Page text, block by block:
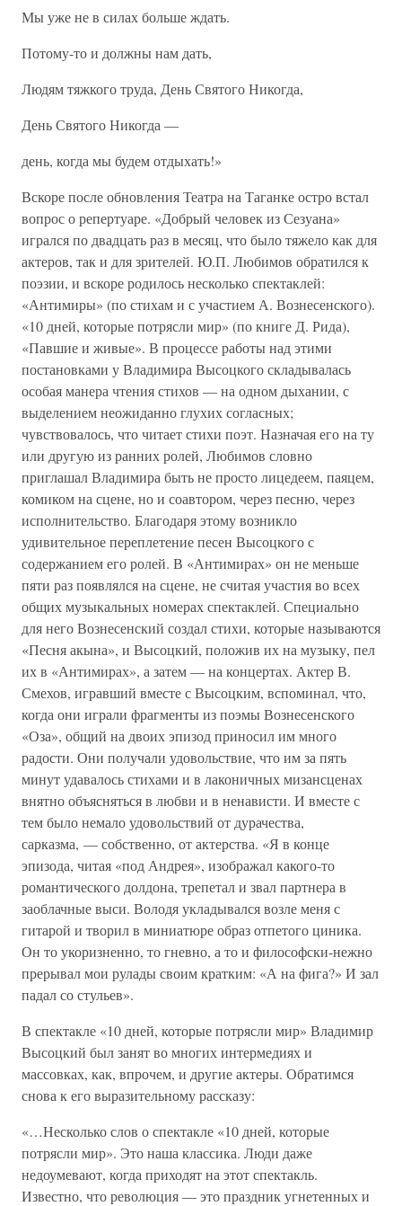
Мы уже не в силах больше ждать.
Потому-то и должны нам дать,
Людям тяжкого труда, День Святого Никогда,
День Святого Никогда —
день, когда мы будем отдыхать!»
Вскоре после обновления Театра на Таганке остро встал
вопрос о репертуаре. «Добрый человек из Сезуана»
игрался по двадцать раз в месяц, что было тяжело как для
актеров, так и для зрителей. Ю.П. Любимов обратился к
поэзии, и вскоре родилось несколько спектаклей:
«Антимиры» (по стихам и с участием А. Вознесенского).
«10 дней, которые потрясли мир» (по книге Д. Рида),
«Павшие и живые». В процессе работы над этими
постановками у Владимира Высоцкого складывалась
особая манера чтения стихов — на одном дыхании, с
выделением неожиданно глухих согласных;
чувствовалось, что читает стихи поэт. Назначая его на ту
или другую из ранних ролей, Любимов словно
приглашал Владимира быть не просто лицедеем, паяцем,
комиком на сцене, но и соавтором, через песню, через
исполнительство. Благодаря этому возникло
удивительное переплетение песен Высоцкого с
содержанием его ролей. В «Антимирах» он не меньше
пяти раз появлялся на сцене, не считая участия во всех
общих музыкальных номерах спектаклей. Специально
для него Вознесенский создал стихи, которые называются
«Песня акына», и Высоцкий, положив их на музыку, пел
их в «Антимирах», а затем — на концертах. Актер В.
Смехов, игравший вместе с Высоцким, вспоминал, что,
когда они играли фрагменты из поэмы Вознесенского
«Оза», общий на двоих эпизод приносил им много
радости. Они получали удовольствие, что им за пять
минут удавалось стихами и в лаконичных мизансценах
внятно объясняться в любви и в ненависти. И вместе с
тем было немало удовольствий от дурачества,
сарказма, — собственно, от актерства. «Я в конце
эпизода, читая «под Андрея», изображал какого-то
романтического долдона, трепетал и звал партнера в
заоблачные выси. Володя укладывался возле меня с
гитарой и творил в миниатюре образ отпетого циника.
Он то укоризненно, то гневно, а то и философски-нежно
прерывал мои рулады своим кратким: «А на фига?» И зал
падал со стульев».
В спектакле «10 дней, которые потрясли мир» Владимир
Высоцкий был занят во многих интермедиях и
массовках, как, впрочем, и другие актеры. Обратимся
снова к его выразительному рассказу:
«…Несколько слов о спектакле «10 дней, которые
потрясли мир». Это наша классика. Люди даже
недоумевают, когда приходят на этот спектакль.
Известно, что революция — это праздник угнетенных и